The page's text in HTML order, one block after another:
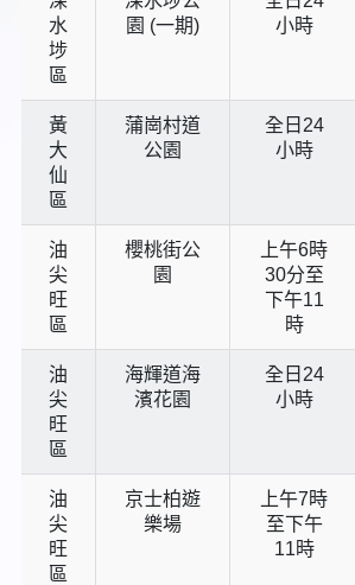
水
埗
區
園 (一期)
小時
黃
大
仙
區
蒲崗村道
公園
全日24
小時
油
尖
旺
區
櫻桃街公
園
上午6時
30分至
下午11
時
油
尖
旺
區
海輝道海
濱花園
全日24
小時
油
尖
旺
區
京士柏遊
樂場
上午7時
至下午
11時